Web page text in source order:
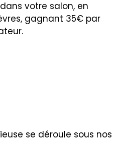
votre salon, en
gagnant 35€ par
se déroule sous nos